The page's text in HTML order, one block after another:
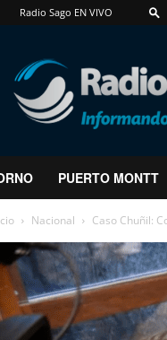
Radio Sago EN VIVO
RadioSago
PUERTO MONTT
Nacional Caso Chuñil: